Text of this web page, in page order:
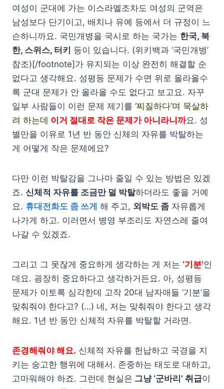
여성이 군대에 가는 이스라엘조차도 여성의 군역은
남성보다 단기이고, 배치나 유예 등에서 더 규정이 느
슨하니까요. 국민개병을 국시로 하는 국가는 한국, 북
한, 스위스, 터키
등이 있습니다. (위키백과 ‘국민개병’
참조)[/footnote]가 유지되는 이상 완전히 해결할 순
없다고 생각해요. 성평등 문제가 수면 위로 올라올수
록 군대 문제가 안 올라올 수도 없다고 보고요. 자꾸
일부 사람들이 이런 문제 제기를 ‘찌질하다’며 묵살하
려 하는데 이거 절대로 작은 문제가 아니라니 까요. 성
별만을 이유로 1년 반 동안 신체의 자유를 박탈하는
게 어떻게 작은 문제에요?
다만 이런 박탈감을 그나마 줄일 수 있는 방법은 있겠
죠. 신체적 자유를 조금만 덜 박탈하더라도 좋을 거예
요. 휴대전화도 좀 쓰게 해 주고, 외박도 좀 자유롭게
나가게 하고. 이러면서 병영 부조리도 자연스레 줄여
나갈 수 있겠죠.
그리고 그 못잖게 중요하게 생각하는 게 저는 ‘기분’인
데요. 굉장히 중요하다고 생각하거든요. 아, 성평등
문제가 이토록 심각한데 고작 20대 남자애들 ‘기분’을
맞춰줘야 한다고? (…) 네, 저는 맞춰줘야 한다고 생각
해요. 1년 반 동안 신체적 자유를 박탈할 거라면.
존경해줘야 해요. 신체적 자유를 헌납하고 국경을 지
키는 숭고한 행위에 대해서. 존중하는 태도로 대하고,
고마워해야 하죠. 그런데 현실은 그냥 ‘군바리’ 취급이